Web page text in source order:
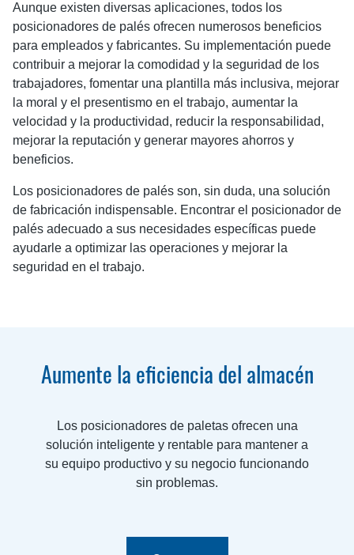
Aunque existen diversas aplicaciones, todos los
posicionadores de palés ofrecen numerosos beneficios
para empleados y fabricantes. Su implementación puede
contribuir a mejorar la comodidad y la seguridad de los
trabajadores, fomentar una plantilla más inclusiva, mejorar
la moral y el presentismo en el trabajo, aumentar la
velocidad y la productividad, reducir la responsabilidad,
mejorar la reputación y generar mayores ahorros y
beneficios.
Los posicionadores de palés son, sin duda, una solución
de fabricación indispensable. Encontrar el posicionador de
palés adecuado a sus necesidades específicas puede
ayudarle a optimizar las operaciones y mejorar la
seguridad en el trabajo.
Aumente la eficiencia del almacén
Los posicionadores de paletas ofrecen una
solución inteligente y rentable para mantener a
su equipo productivo y su negocio funcionando
sin problemas.